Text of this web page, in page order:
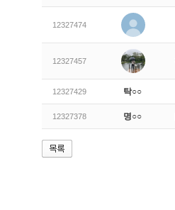
12327474
12327457
12327429 탁○○
12327378 명○○